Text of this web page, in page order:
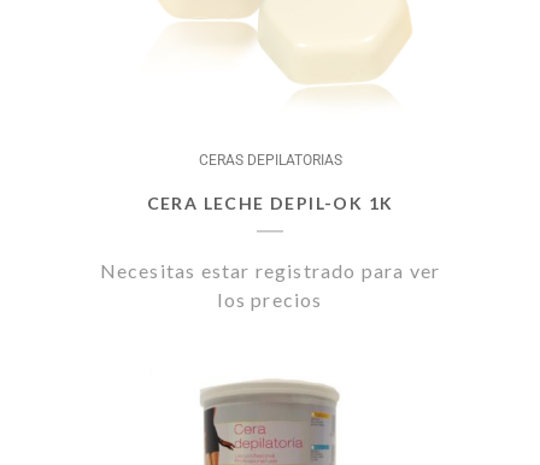
CERAS DEPILATORIAS
CERA LECHE DEPIL-OK 1K
Necesitas estar registrado para ver
los precios